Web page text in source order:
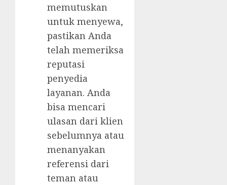
memutuskan
untuk menyewa,
pastikan Anda
telah memeriksa
reputasi
penyedia
layanan. Anda
bisa mencari
ulasan dari klien
sebelumnya atau
menanyakan
referensi dari
teman atau